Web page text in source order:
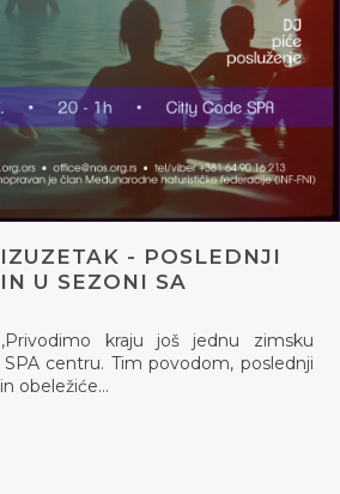
- POSLEDNJI
U SEZONI SA
kraju još jednu zimsku
centru. Tim povodom, poslednji
obeležiće…